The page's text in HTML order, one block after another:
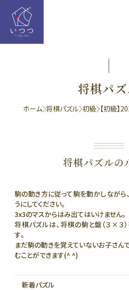
将棋パ
ホーム 将棋パズル 初級 【初級】
将棋パズルの
駒の動き方に従って駒を動かしながら
うにしてください。
3x3のマスからはみ出てはいけません。
将棋パズルは、将棋の駒と盤（３×３
す。
まだ駒の動きを覚えていないお子さん
むことができます(^ ^)
新着パズル